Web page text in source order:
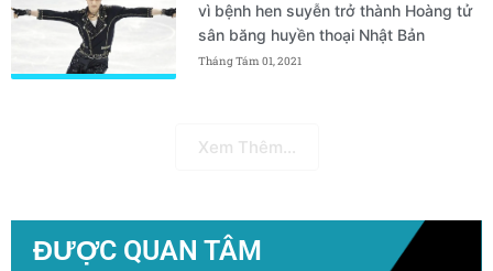
vì bệnh hen suyễn trở thành Hoàng tử
sân băng huyền thoại Nhật Bản
Tháng Tám 01, 2021
Xem Thêm...
ĐƯỢC QUAN TÂM